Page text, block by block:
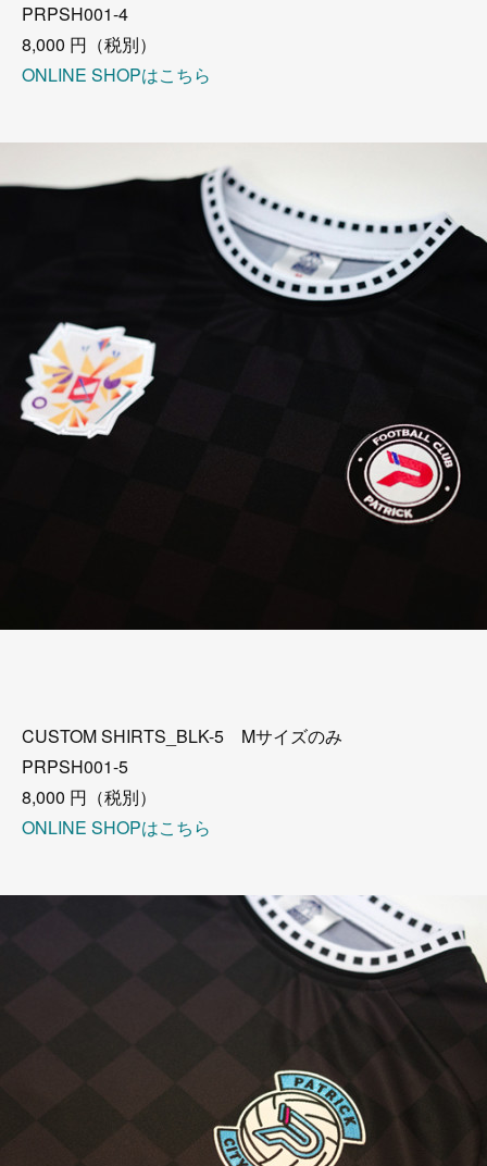
PRPSH001-4
8,000 円（税別）
ONLINE SHOPはこちら
CUSTOM SHIRTS_BLK-5 Mサイズのみ
PRPSH001-5
8,000 円（税別）
ONLINE SHOPはこちら